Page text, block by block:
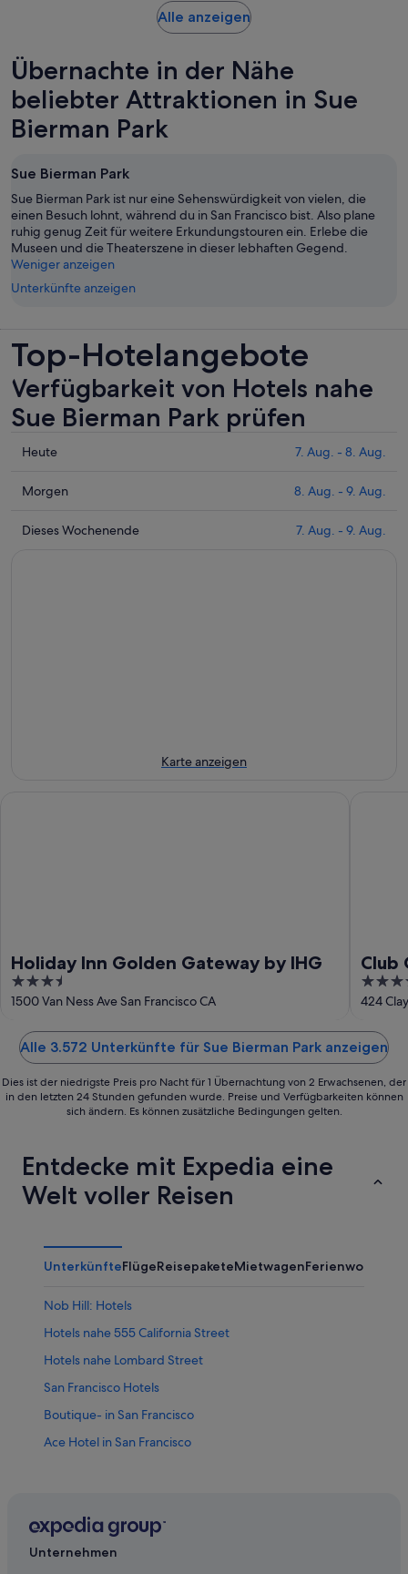
Bewertungen.
Alle anzeigenWird
neuen
geöffnet
Übernachte in der Nähe
beliebter Attraktionen in Sue
Bierman Park
Sue Bierman Park
Sue Bierman Park ist nur eine Sehenswürdigkeit von vielen, die
einen Besuch lohnt, während du in San Francisco bist. Also plane
ruhig genug Zeit für weitere Erkundungstouren ein. Erlebe die
Museen und die Theaterszene in dieser lebhaften Gegend.
Weniger anzeigen
Unterkünfte anzeigen
Top-Hotelangebote
Verfügbarkeit von Hotels nahe
Sue Bierman Park prüfen
Prüfe
Preise
Sue
Heute 7. Aug. - 8. Aug.
Prüfe
Preise
Morgen 8. Aug. - 9. Aug.
Prüfe
Dieses Wochenende 7. Aug. - 9. Aug.
Karte anzeigen
Holiday Inn Golden Gateway by IHG
3.5
out
1500 Van Ness Ave San Francisco CA
Club
4
out
5
424
Alle 3.572 Unterkünfte für Sue Bierman Park anzeigen
Dies ist der niedrigste Preis pro Nacht für 1 Übernachtung von 2 Erwachsenen, der
in den letzten 24 Stunden gefunden wurde. Preise und Verfügbarkeiten können
sich ändern. Es können zusätzliche Bedingungen gelten.
Entdecke mit Expedia eine
Welt voller Reisen
UnterkünfteFlügeReisepaketeMietwagen
Nob Hill: Hotels
Hotels nahe 555 California Street
Hotels nahe Lombard Street
San Francisco Hotels
Boutique- in San Francisco
Ace Hotel in San Francisco
Hotels nahe Ferry Building
Boutique- in South of Market
Unternehmen